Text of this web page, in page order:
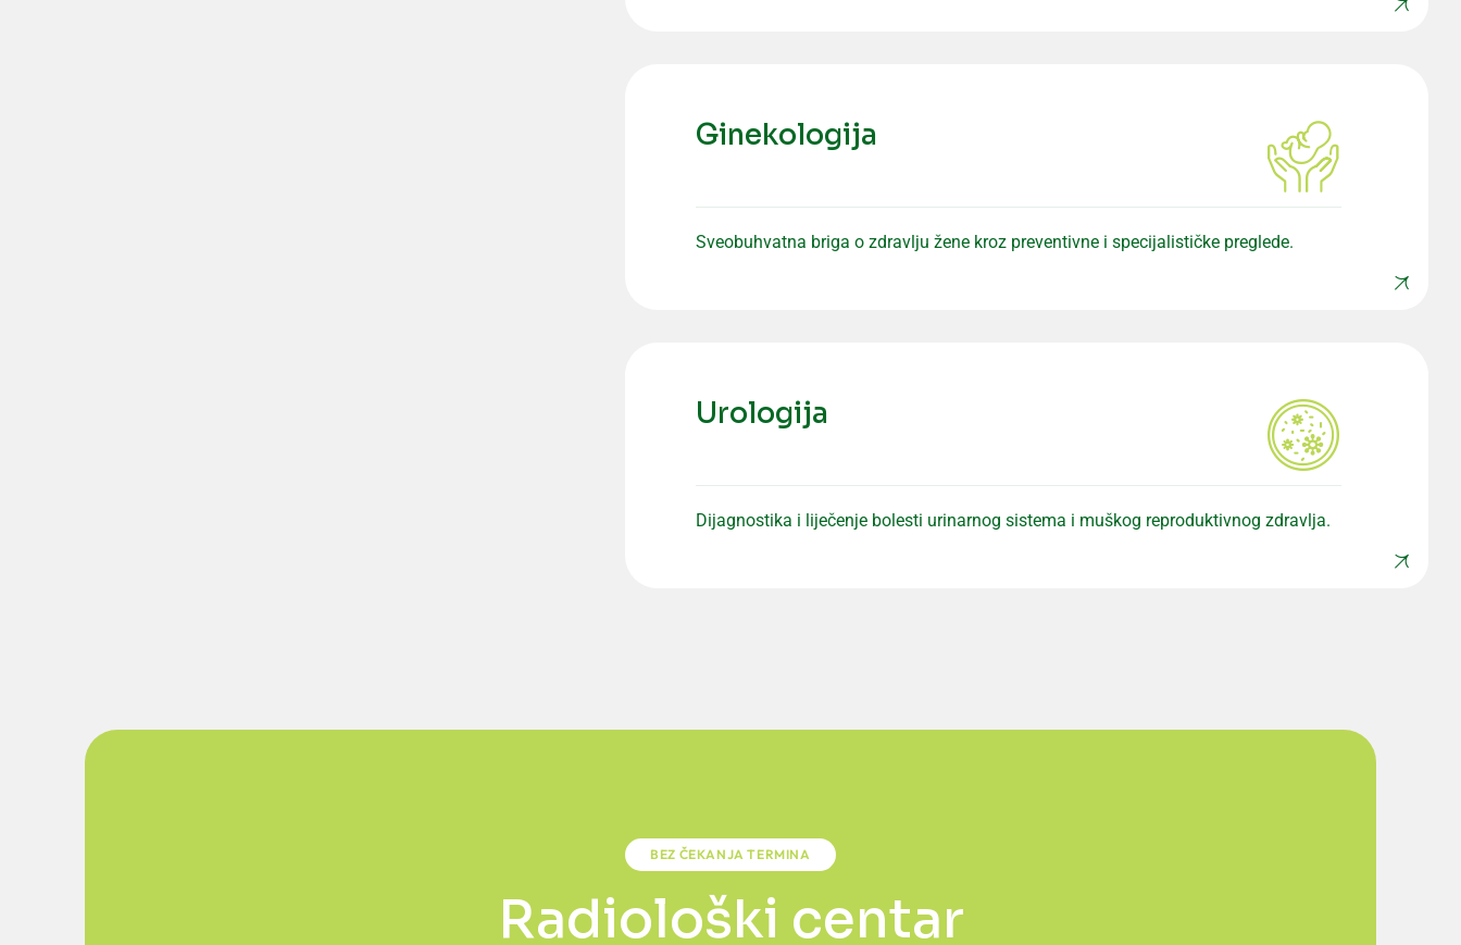
Ginekologija
Sveobuhvatna briga o zdravlju žene kroz preventivne i specijalističke preglede.
Urologija
Dijagnostika i liječenje bolesti urinarnog sistema i muškog reproduktivnog zdravlja.
BEZ ČEKANJA TERMINA
Radiološki centar